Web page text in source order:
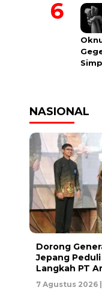
NASIONAL
Dorong
Jepang
Langkah PT
7 Agustus 2026